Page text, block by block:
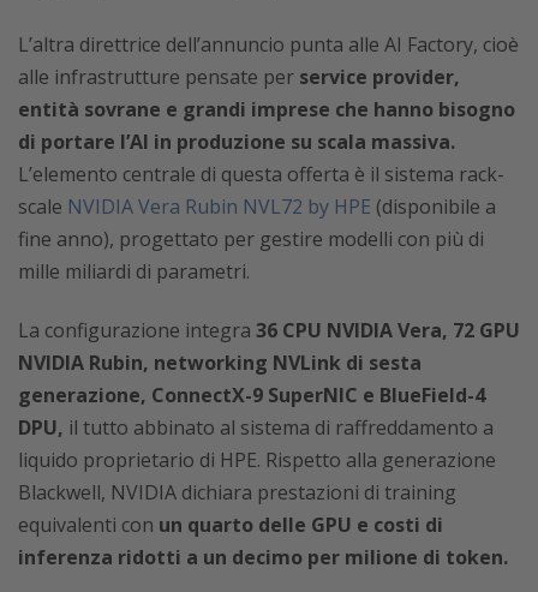
L’altra direttrice dell’annuncio punta alle AI Factory, cioè
alle infrastrutture pensate per service provider,
entità sovrane e grandi imprese che hanno bisogno
di portare l’AI in produzione su scala massiva.
L’elemento centrale di questa offerta è il sistema rack-
scale NVIDIA Vera Rubin NVL72 by HPE (disponibile a
fine anno), progettato per gestire modelli con più di
mille miliardi di parametri.
La configurazione integra 36 CPU NVIDIA Vera, 72 GPU
NVIDIA Rubin, networking NVLink di sesta
generazione, ConnectX-9 SuperNIC e BlueField-4
DPU, il tutto abbinato al sistema di raffreddamento a
liquido proprietario di HPE. Rispetto alla generazione
Blackwell, NVIDIA dichiara prestazioni di training
equivalenti con un quarto delle GPU e costi di
inferenza ridotti a un decimo per milione di token.